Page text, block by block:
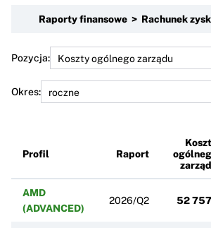
Raporty finansowe > Rachunek
Pozycja:
Okres:
Profil Raport
AMD
(ADVANCED)
2026/Q2 52